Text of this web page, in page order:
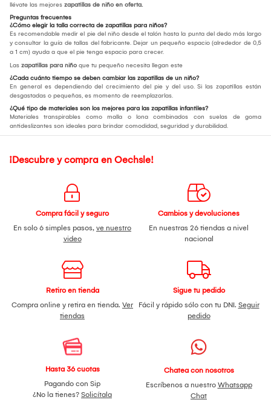
llévate las mejores zapatillas de niño en oferta.
Preguntas frecuentes
¿Cómo elegir la talla correcta de zapatillas para niños?
Es recomendable medir el pie del niño desde el talón hasta la punta del dedo más largo
y consultar la guía de tallas del fabricante. Dejar un pequeño espacio (alrededor de 0,5
a 1 cm) ayuda a que el pie tenga espacio para crecer.
Las zapatillas para niño que tu pequeño necesita llegan este
¿Cada cuánto tiempo se deben cambiar las zapatillas de un niño?
En general es dependiendo del crecimiento del pie y del uso. Si las zapatillas están
desgastadas o pequeñas, es momento de reemplazarlas.
¿Qué tipo de materiales son los mejores para las zapatillas infantiles?
Materiales transpirables como malla o lona combinados con suelas de goma
antideslizantes son ideales para brindar comodidad, seguridad y durabilidad.
¡Descubre y compra en Oechsle!
Compra fácil y seguro
En solo 6 simples pasos, ve nuestro
video
Cambios y devoluciones
En nuestras 26 tiendas a nivel
nacional
Retiro en tienda
Compra online y retira en tienda. Ver
tiendas
Sigue tu pedido
Fácil y rápido sólo con tu DNI. Seguir
pedido
Hasta 36 cuotas
Pagando con Sip
¿No la tienes? Solicítala
Chatea con nosotros
Escríbenos a nuestro Whatsapp
Chat